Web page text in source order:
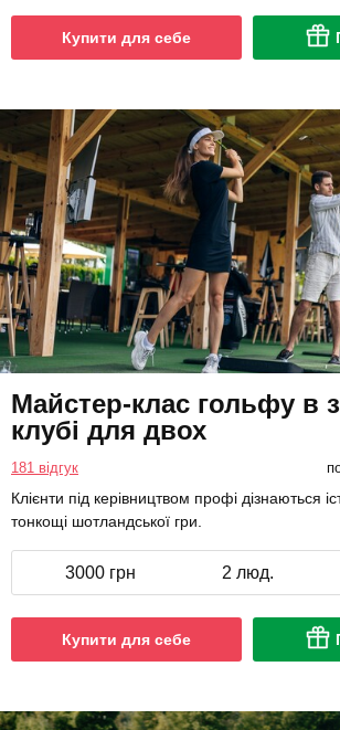
Купити для себе
Майстер-клас гольфу в
клубі для двох
181 відгук
Клієнти під керівництвом профі дізнаються
тонкощі шотландської гри.
3000 грн 2 люд.
Купити для себе